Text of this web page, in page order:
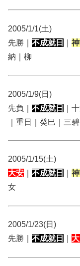
2005/1/1(土)
先勝｜ 不成就日
納｜柳
2005/1/9(日)
先負｜ 不成就日 ｜
｜重日｜癸巳｜三
2005/1/15(土)
大安
不成就日
女
2005/1/23(日)
先勝｜ 不成就日